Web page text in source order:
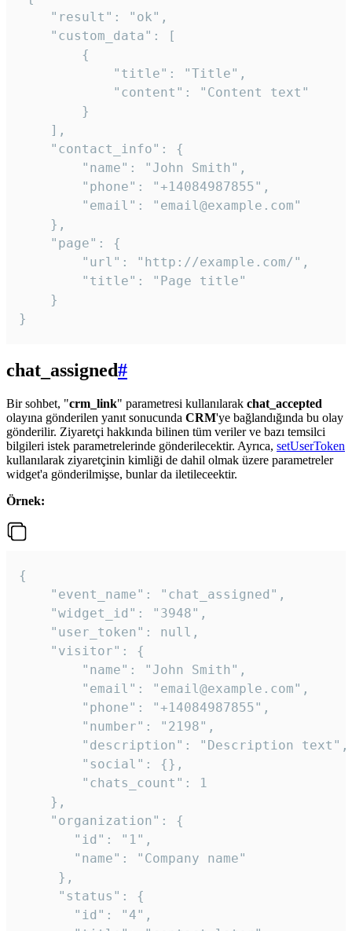
    "result": "ok",
    "custom_data": [
        {
            "title": "Title",
            "content": "Content text"
        }
    ],
    "contact_info": {
        "name": "John Smith",
        "phone": "+14084987855",
        "email": "email@example.com"
    },
    "page": {
        "url": "http://example.com/",
        "title": "Page title"
    }
}
chat_assigned#
Bir sohbet, "crm_link" parametresi kullanılarak chat_accepted
olayına gönderilen yanıt sonucunda CRM'ye bağlandığında bu olay
gönderilir. Ziyaretçi hakkında bilinen tüm veriler ve bazı temsilci
bilgileri istek parametrelerinde gönderilecektir. Ayrıca, setUserToken
kullanılarak ziyaretçinin kimliği de dahil olmak üzere parametreler
widget'a gönderilmişse, bunlar da iletileceektir.
Örnek:
{
    "event_name": "chat_assigned",
    "widget_id": "3948",
    "user_token": null,
    "visitor": {
        "name": "John Smith",
        "email": "email@example.com",
        "phone": "+14084987855",
        "number": "2198",
        "description": "Description text",
        "social": {},
        "chats_count": 1
    },
    "organization": {
       "id": "1",
       "name": "Company name"
     },
     "status": {
       "id": "4",